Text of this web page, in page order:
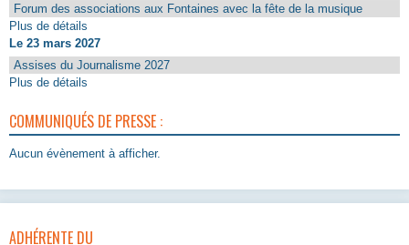
Forum des associations aux Fontaines avec la fête de la musique
Plus de détails
Le 23 mars 2027
Assises du Journalisme 2027
Plus de détails
COMMUNIQUÉS DE PRESSE :
Aucun évènement à afficher.
ADHÉRENTE DU